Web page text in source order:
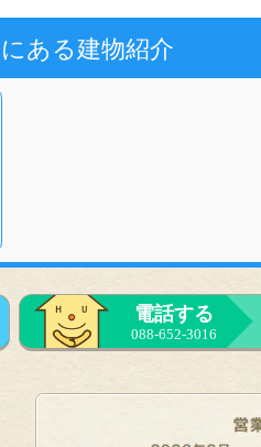
にある建物紹介
電話する
088-652-3016